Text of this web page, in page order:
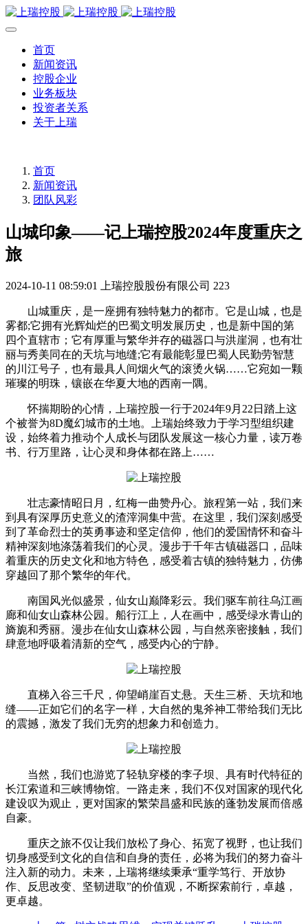
首页
新闻资讯
控股企业
业务板块
投资者关系
关于上瑞
首页
新闻资讯
团队风彩
山城印象——记上瑞控股2024年度重庆之
旅
2024-10-11 08:59:01 上瑞控股股份有限公司 223
山城重庆，是一座拥有独特魅力的都市。它是山城，也是
雾都;它拥有光辉灿烂的巴蜀文明发展历史，也是新中国的第
四个直辖市；它有厚重与繁华并存的磁器口与洪崖洞，也有壮
丽与秀美同在的天坑与地缝;它有最能彰显巴蜀人民勤劳智慧
的川江号子，也有最具人间烟火气的滚烫火锅……它宛如一颗
璀璨的明珠，镶嵌在华夏大地的西南一隅。
怀揣期盼的心情，上瑞控股一行于2024年9月22日踏上这
个被誉为8D魔幻城市的土地。上瑞始终致力于学习型组织建
设，始终着力推动个人成长与团队发展这一核心力量，读万卷
书、行万里路，让心灵和身体都在路上……
壮志豪情昭日月，红梅一曲赞丹心。旅程第一站，我们来
到具有深厚历史意义的渣滓洞集中营。在这里，我们深刻感受
到了革命烈士的英勇事迹和坚定信仰，他们的爱国情怀和奋斗
精神深刻地涤荡着我们的心灵。漫步于千年古镇磁器口，品味
着重庆的历史文化和地方特色，感受着古镇的独特魅力，仿佛
穿越回了那个繁华的年代。
南国风光似盛景，仙女山巅降彩云。我们驱车前往乌江画
廊和仙女山森林公园。船行江上，人在画中，感受绿水青山的
旖旎和秀丽。漫步在仙女山森林公园，与自然亲密接触，我们
肆意地呼吸着清新的空气，感受内心的宁静。
直梯入谷三千尺，仰望峭崖百丈悬。天生三桥、天坑和地
缝——正如它们的名字一样，大自然的鬼斧神工带给我们无比
的震撼，激发了我们无穷的想象力和创造力。
当然，我们也游览了轻轨穿楼的李子坝、具有时代特征的
长江索道和三峡博物馆。一路走来，我们不仅对国家的现代化
建设叹为观止，更对国家的繁荣昌盛和民族的蓬勃发展而倍感
自豪。
重庆之旅不仅让我们放松了身心、拓宽了视野，也让我们
切身感受到文化的自信和自身的责任，必将为我们的努力奋斗
注入新的动力。未来，上瑞将继续秉承“重学笃行、开放协
作、反思改变、坚韧进取”的价值观，不断探索前行，卓越，
更卓越。